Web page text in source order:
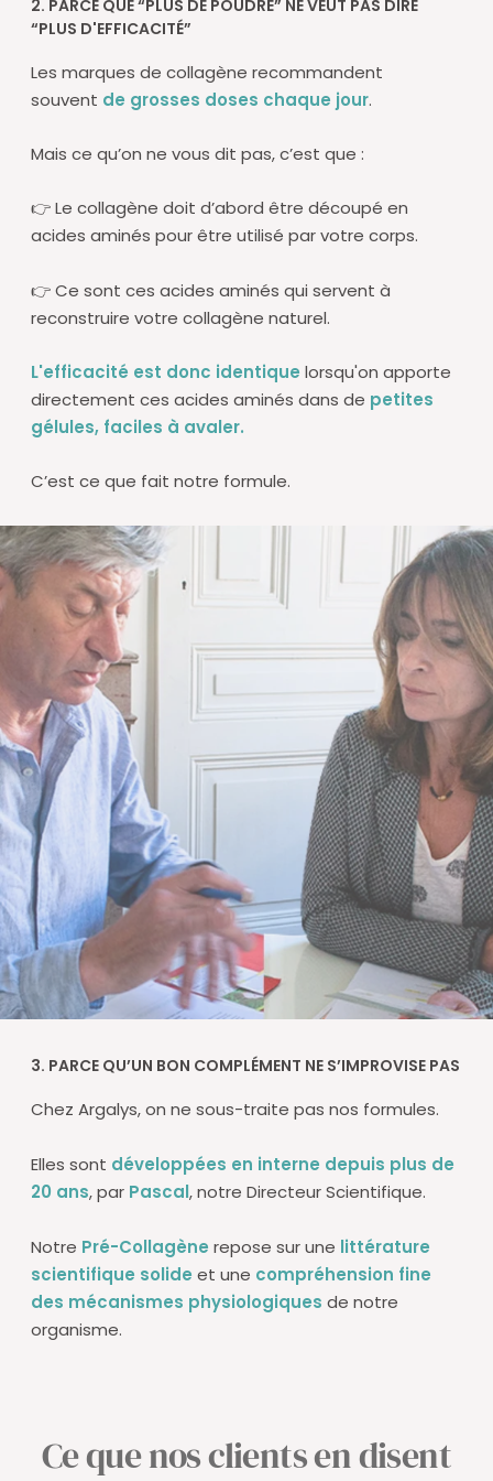
2. PARCE QUE “PLUS DE POUDRE” NE VEUT PAS DIRE
“PLUS D'EFFICACITÉ”
Les marques de collagène recommandent
souvent de grosses doses chaque jour.
Mais ce qu’on ne vous dit pas, c’est que :
👉 Le collagène doit d’abord être découpé en
acides aminés pour être utilisé par votre corps.
👉 Ce sont ces acides aminés qui servent à
reconstruire votre collagène naturel.
L'efficacité est donc identique lorsqu'on apporte
directement ces acides aminés dans de petites
gélules, faciles à avaler.
C’est ce que fait notre formule.
3. PARCE QU’UN BON COMPLÉMENT NE S’IMPROVISE PAS
Chez Argalys, on ne sous-traite pas nos formules.
Elles sont développées en interne depuis plus de
20 ans, par Pascal, notre Directeur Scientifique.
Notre Pré-Collagène repose sur une littérature
scientifique solide et une compréhension fine
des mécanismes physiologiques de notre
organisme.
Ce que nos clients en disent